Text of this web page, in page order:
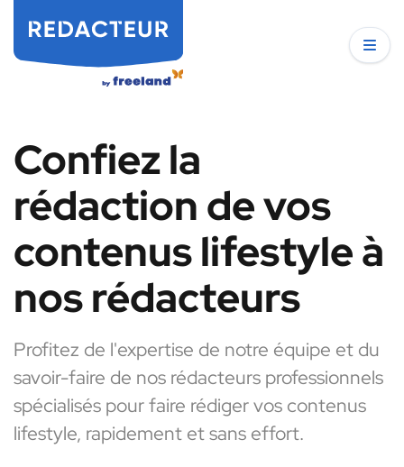
Confiez la
rédaction de vos
contenus lifestyle à
nos rédacteurs
Profitez de l'expertise de notre équipe et du
savoir-faire de nos rédacteurs professionnels
spécialisés pour faire rédiger vos contenus
lifestyle, rapidement et sans effort.